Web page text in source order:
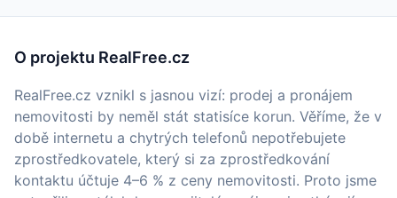
O projektu RealFree.cz
RealFree.cz vznikl s jasnou vizí: prodej a pronájem
nemovitosti by neměl stát statisíce korun. Věříme, že v
době internetu a chytrých telefonů nepotřebujete
zprostředkovatele, který si za zprostředkování
kontaktu účtuje 4–6 % z ceny nemovitosti. Proto jsme